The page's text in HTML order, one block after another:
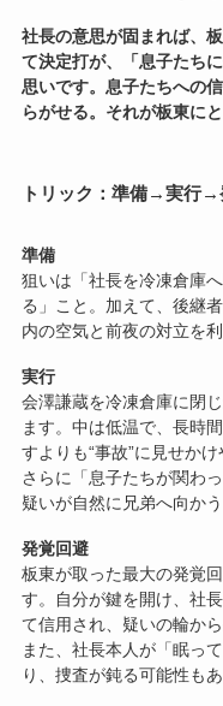
社長の意思が固まれば、
て決定打が、「息子たち
思いです。息子たちへの
らがせる。それが板東に
トリック：準備→実行
準備
狙いは「社長を冷凍倉庫
る」こと。加えて、後継
内の空気と前夜の対立を
実行
会澤謙蔵を冷凍倉庫に閉
ます。中は低温で、長時
すよりも“事故”に見せかけ
さらに「息子たちが関わ
疑いが自然に兄弟へ向か
発覚回避
板東が取った最大の発覚
す。自分が鍵を開け、社
て信用され、疑いの輪から
また、社長本人が「眠っ
り、捜査が鈍る可能性もあ